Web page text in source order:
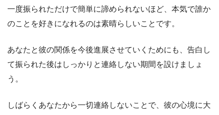
一度振られただけで簡単に諦められないほど、本気で誰か
のことを好きになれるのは素晴らしいことです。
あなたと彼の関係を今後進展させていくためにも、告白し
て振られた後はしっかりと連絡しない期間を設けましょ
う。
しばらくあなたから一切連絡しないことで、彼の心境に大